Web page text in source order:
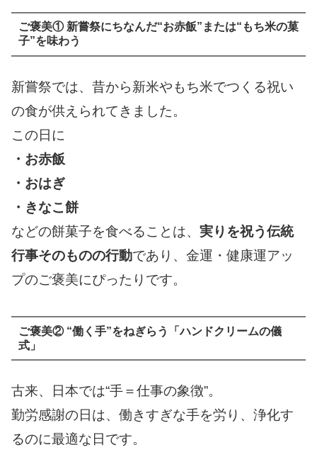
ご褒美① 新嘗祭にちなんだ“お赤飯”または“もち米の菓
子”を味わう
新嘗祭では、昔から新米やもち米でつくる祝い
の食が供えられてきました。
この日に
・お赤飯
・おはぎ
・きなこ餅
などの餅菓子を食べることは、 実りを祝う伝統
行事そのものの行動であり、金運・健康運アッ
プのご褒美にぴったりです。
ご褒美② “働く手”をねぎらう「ハンドクリームの儀
式」
古来、日本では“手＝仕事の象徴”。
勤労感謝の日は、働きすぎな手を労り、浄化す
るのに最適な日です。